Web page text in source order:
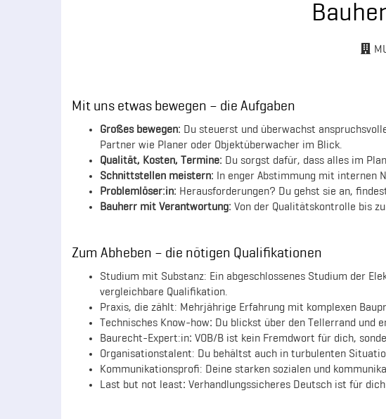
Mit uns etwas bewegen – die Aufgaben
Großes bewegen: Du steuerst und überwachst
Partner wie Planer oder Objektüberwacher im Blick.
Qualität, Kosten, Termine: Du sorgst dafür, dass alles im
Schnittstellen meistern: In enger Abstimmung mit internen
Problemlöser:in: Herausforderungen? Du gehst sie an,
Bauherr mit Verantwortung: Von der Qualitätskontrolle bis
Zum Abheben – die nötigen Qualifikationen
Studium mit Substanz: Ein abgeschlossenes Studium der
vergleichbare Qualifikation.
Praxis, die zählt: Mehrjährige Erfahrung mit komplexen
Technisches Know-how: Du blickst über den Tellerrand und
Baurecht-Expert:in: VOB/B ist kein Fremdwort für dich,
Organisationstalent: Du behältst auch in turbulenten
Kommunikationsprofi: Deine starken sozialen und
Last but not least: Verhandlungssicheres Deutsch ist für